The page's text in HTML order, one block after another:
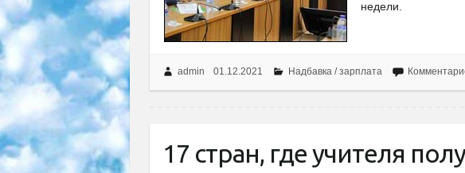
недели.
admin 01.12.2021 Надбавка / зарплата
17 стран, где учителя